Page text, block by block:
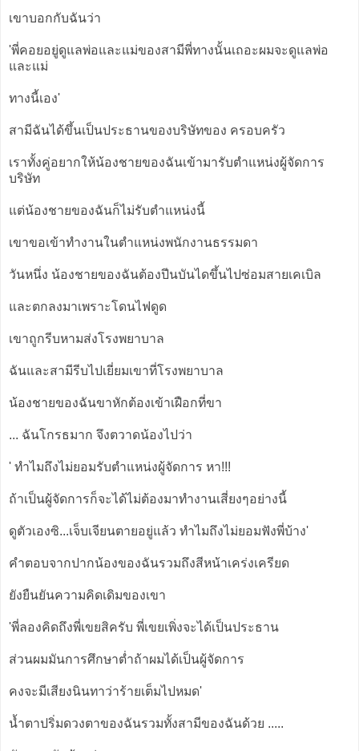
เขาบอกกับฉันว่า
'พี่คอยอยู่ดูแลพ่อและแม่ของสามีพี่ทางนั้นเถอะผมจะดูแลพ่อ
และแม่
ทางนี้เอง'
สามีฉันได้ขึ้นเป็นประธานของบริษัทของ ครอบครัว
เราทั้งคู่อยากให้น้องชายของฉันเข้ามารับตำแหน่งผู้จัดการ
บริษัท
แต่น้องชายของฉันก็ไม่รับตำแหน่งนี้
เขาขอเข้าทำงานในตำแหน่งพนักงานธรรมดา
วันหนึ่ง น้องชายของฉันต้องปีนบันไดขึ้นไปซ่อมสายเคเบิล
และตกลงมาเพราะโดนไฟดูด
เขาถูกรีบหามส่งโรงพยาบาล
ฉันและสามีรีบไปเยี่ยมเขาที่โรงพยาบาล
น้องชายของฉันขาหักต้องเข้าเฝือกที่ขา
... ฉันโกรธมาก จึงตวาดน้องไปว่า
' ทำไมถึงไม่ยอมรับตำแหน่งผู้จัดการ หา!!!
ถ้าเป็นผู้จัดการก็จะได้ไม่ต้องมาทำงานเสี่ยงๆอย่างนี้
ดูตัวเองซิ...เจ็บเจียนตายอยู่แล้ว ทำไมถึงไม่ยอมฟังพี่บ้าง'
คำตอบจากปากน้องของฉันรวมถึงสีหน้าเคร่งเครียด
ยังยืนยันความคิดเดิมของเขา
'พี่ลองคิดถึงพี่เขยสิครับ พี่เขยเพิ่งจะได้เป็นประธาน
ส่วนผมมันการศึกษาต่ำถ้าผมได้เป็นผู้จัดการ
คงจะมีเสียงนินทาว่าร้ายเต็มไปหมด'
น้ำตาปริ่มดวงตาของฉันรวมทั้งสามีของฉันด้วย .....